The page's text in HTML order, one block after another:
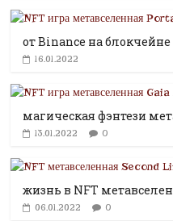
от Binance на
16.01.2022
магическая фэнтези
13.01.2022 0
жизнь в NFT
06.01.2022 0